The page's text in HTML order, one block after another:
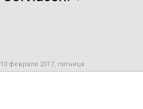
10 февраля 2017, пятница